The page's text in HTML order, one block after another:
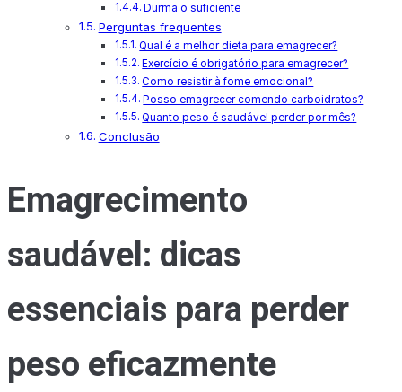
Durma o suficiente
Perguntas frequentes
Qual é a melhor dieta para emagrecer?
Exercício é obrigatório para emagrecer?
Como resistir à fome emocional?
Posso emagrecer comendo carboidratos?
Quanto peso é saudável perder por mês?
Conclusão
Emagrecimento
saudável: dicas
essenciais para perder
peso eficazmente